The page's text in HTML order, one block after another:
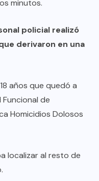
minutos.
policial realizó
derivaron en una
años que quedó a
de
Homicidios Dolosos
localizar al resto de